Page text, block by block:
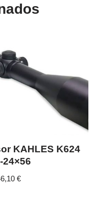
KAHLES K624
24×56
€